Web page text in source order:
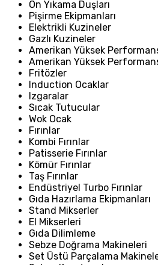
Ön Yıkama Duşları
Pişirme Ekipmanları
Elektrikli Kuzineler
Gazlı Kuzineler
Amerikan Yüksek
Amerikan Yüksek
Fritözler
Induction Ocaklar
Izgaralar
Sıcak Tutucular
Wok Ocak
Fırınlar
Kombi Fırınlar
Patisserie Fırınlar
Kömür Fırınlar
Taş Fırınlar
Endüstriyel Turbo Fırınlar
Gıda Hazırlama Ekipmanları
Stand Mikserler
El Mikserleri
Gıda Dilimleme
Sebze Doğrama Makineleri
Set Üstü Parçalama